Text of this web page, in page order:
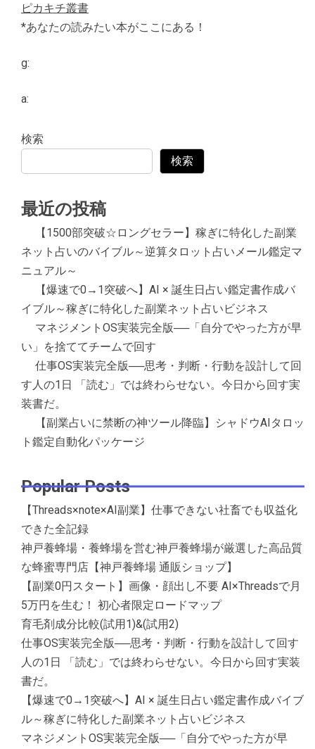
ピカキチ叢書
*あなたの読みたい本がここにある！
g:
a:
検索
検索
最近の投稿
【1500部突破☆ロングセラー】稼ぎに特化した副業
ネット占いのバイブル～逆算タロット占いメール鑑定マ
ニュアル～
【爆速で0→1突破へ】AI × 誕生日占い鑑定書作成バ
イブル～稼ぎに特化した副業ネット占いビジネス
マネジメントOS実装完全版──「自分でやった方が早
い」を捨ててチームで回す
仕事OS実装完全版──思考・判断・行動を設計して回
す人の1日 「読む」では終わらせない。今日から回す実
装書だ。
【副業占いに禁断の神ツール降臨】シャドウAIタロッ
ト鑑定自動化パッケージ
Popular Posts
【Threads×note×AI副業】仕事できない社畜でも収益化
できた全記録
神戸養蜂場・養蜂場を営む神戸養蜂場が厳選した高品質
な蜂蜜専門店【神戸養蜂場 通販ショップ】
【副業0円スタート】画像・顔出し不要 AI×Threadsで月
5万円を生む！ 初心者限定ロードマップ
育毛剤成分比較(試用1)&(試用2)
仕事OS実装完全版──思考・判断・行動を設計して回す
人の1日 「読む」では終わらせない。今日から回す実装
書だ。
【爆速で0→1突破へ】AI × 誕生日占い鑑定書作成バイブ
ル～稼ぎに特化した副業ネット占いビジネス
マネジメントOS実装完全版──「自分でやった方が早